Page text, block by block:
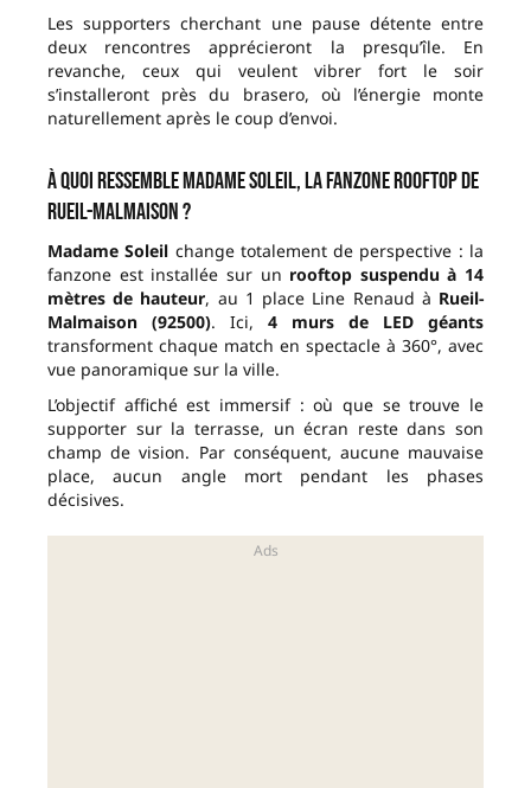
Les supporters cherchant une pause détente entre
deux rencontres apprécieront la presqu’île. En
revanche, ceux qui veulent vibrer fort le soir
s’installeront près du brasero, où l’énergie monte
naturellement après le coup d’envoi.
À quoi ressemble Madame Soleil, la fanzone rooftop de
Rueil-Malmaison ?
Madame Soleil change totalement de perspective : la
fanzone est installée sur un rooftop suspendu à 14
mètres de hauteur, au 1 place Line Renaud à Rueil-
Malmaison (92500). Ici, 4 murs de LED géants
transforment chaque match en spectacle à 360°, avec
vue panoramique sur la ville.
L’objectif affiché est immersif : où que se trouve le
supporter sur la terrasse, un écran reste dans son
champ de vision. Par conséquent, aucune mauvaise
place, aucun angle mort pendant les phases
décisives.